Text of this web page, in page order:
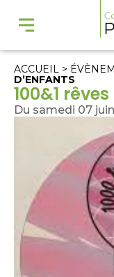
ACCUEIL >
D’ENFANTS
100&1
Du samedi 07